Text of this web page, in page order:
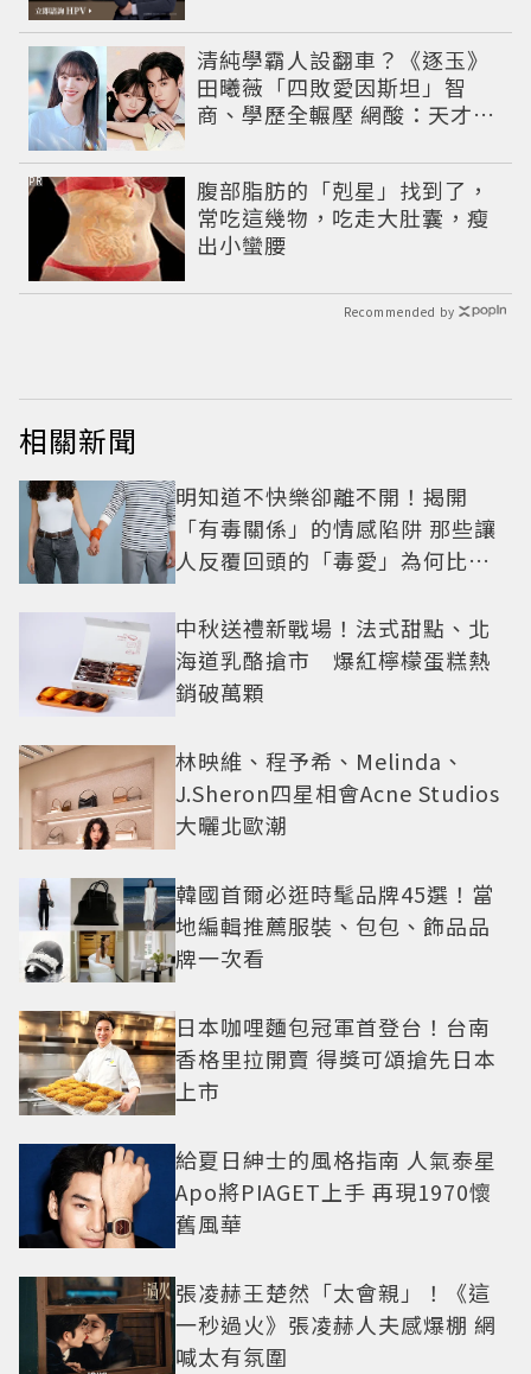
清純學霸人設翻車？《逐玉》
田曦薇「四敗愛因斯坦」智
商、學歷全輾壓 網酸：天才全
腹部脂肪的「剋星」找到了，
常吃這幾物，吃走大肚囊，瘦
出小蠻腰
PR
Recommended by
相關新聞
明知道不快樂卻離不開！揭開
「有毒關係」的情感陷阱 那些讓
人反覆回頭的「毒愛」為何比菸
中秋送禮新戰場！法式甜點、北
海道乳酪搶市 爆紅檸檬蛋糕熱
銷破萬顆
林映維、程予希、Melinda、
J.Sheron四星相會Acne Studios
大曬北歐潮
韓國首爾必逛時髦品牌45選！當
地編輯推薦服裝、包包、飾品品
牌一次看
日本咖哩麵包冠軍首登台！台南
香格里拉開賣 得獎可頌搶先日本
上市
給夏日紳士的風格指南 人氣泰星
Apo將PIAGET上手 再現1970懷
舊風華
張凌赫王楚然「太會親」！《這
一秒過火》張凌赫人夫感爆棚 網
喊太有氛圍